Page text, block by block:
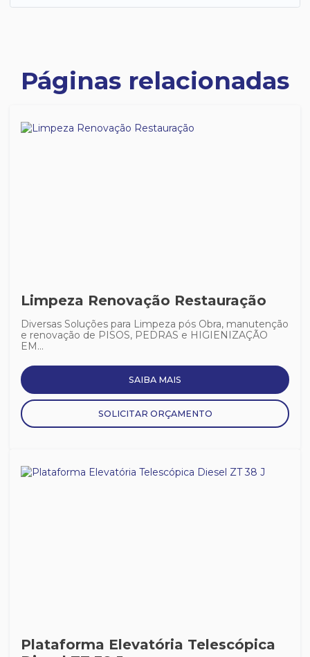
Páginas relacionadas
Limpeza Renovação Restauração
Diversas Soluções para Limpeza pós Obra, manutenção
e renovação de PISOS, PEDRAS e HIGIENIZAÇÃO
EM...
SAIBA MAIS
SOLICITAR ORÇAMENTO
Plataforma Elevatória Telescópica